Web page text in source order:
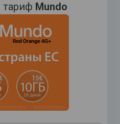
тариф Mundo